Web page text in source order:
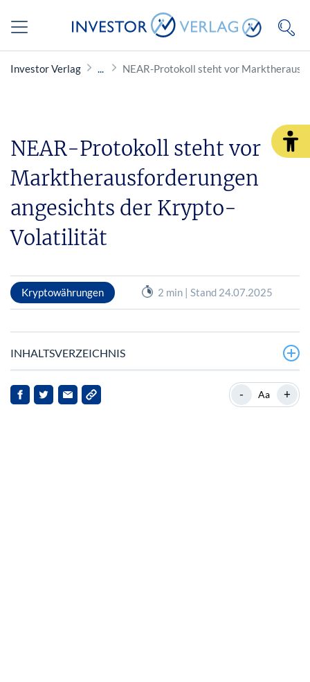
Investor Verlag NEAR-Protokoll steht vor
NEAR-Protokoll steht vor
Marktherausforderungen
angesichts der Krypto-
Volatilität
Kryptowährungen 2 min | Stand 24.07.2025
INHALTSVERZEICHNIS
Marktturbulenzen wirken sich auf das NEAR-Protokoll
aus
- Aa +